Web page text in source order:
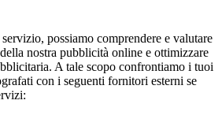
possiamo comprendere e valutare
nostra pubblicità online e ottimizzare
A tale scopo confrontiamo i tuoi
con i seguenti fornitori esterni se